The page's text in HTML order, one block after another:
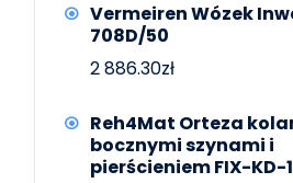
Vermeiren Wózek
708D/50
2 886.30zł
Reh4Mat Orteza
bocznymi szynami i
pierścieniem FIX-KD-